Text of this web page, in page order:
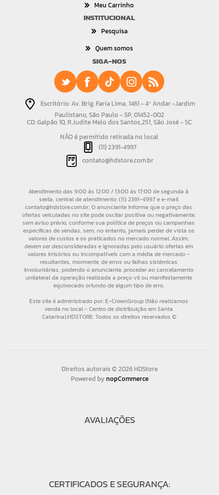
Meu Carrinho
INSTITUCIONAL
Pesquisa
Quem somos
SIGA-NOS
Escritório: Av. Brig. Faria Lima, 1461 - 4º Andar -Jardim
Paulistano, São Paulo - SP, 01452-002
CD: Galpão 10, R.Judite Melo dos Santos,251, São José - SC
NÃO é permitido retirada no local
(11) 2391-4997
contato@hdstore.com.br
Direitos autorais © 2026 HDStore
Powered bynopCommerce
AVALIAÇÕES
CERTIFICADOS E SEGURANÇA: